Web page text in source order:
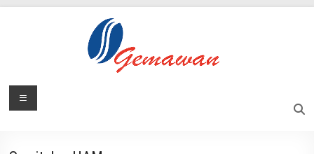
Lembaga
Swadaya
Menu